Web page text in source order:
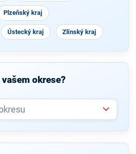
Plzeňský kraj
Ústecký kraj Zlínský kraj
okrese?